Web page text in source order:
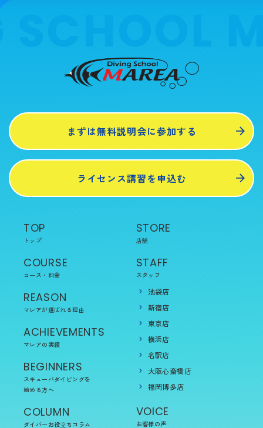
まずは無料説明会に参加する
ライセンス講習を申込む
TOP
トップ
COURSE
コース・料金
REASON
マレアが選ばれる理由
ACHIEVEMENTS
マレアの実績
BEGINNERS
スキューバダイビングを
始める方へ
COLUMN
ダイバーお役立ちコラム
STORE
店舗
STAFF
スタッフ
池袋店
新宿店
東京店
横浜店
名駅店
大阪心斎橋店
福岡博多店
VOICE
お客様の声